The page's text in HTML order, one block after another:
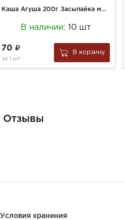
Каша Агуша 200г Засыпайка молочно-гречневая 2,5%
В наличии: 10 шт
70
за 1 шт
В корзину
Отзывы
Условия хранения